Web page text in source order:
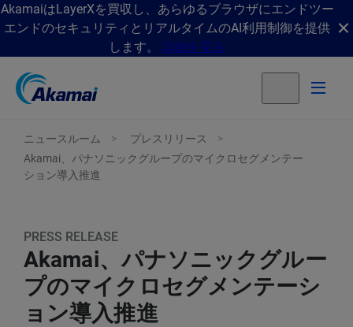
AkamaiはLayerXを買収し、あらゆるブラウザにエンドツー
エンドのセキュリティとリアルタイムのAI利用制御を提供
します。 詳細を見る
ニュースルーム
プレスリリース
Akamai、パナソニックグループのマイクロセグメンテー
ション導入推進
PRESS RELEASE
Akamai、パナソニックグルー
プのマイクロセグメンテーシ
ョン導入推進